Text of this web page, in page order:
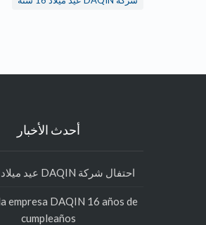
أحدث الأخبار
احتفال شركة DAQIN عيد ميلاد 16 سنة!
Celebra la empresa DAQIN 16 años de
cumpleaños